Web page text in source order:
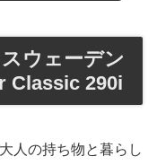
ウェーデン
Classic 290i
人の持ち物と暮らし